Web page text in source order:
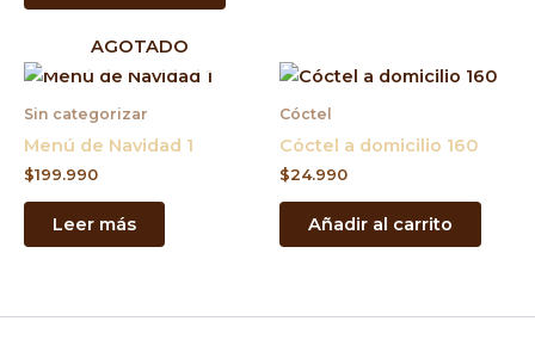
AGOTADO
Sin categorizar
Menú de Navidad 1
$199.990
Leer más
Cóctel
Cóctel a domicilio 160
$24.990
Añadir al carrito